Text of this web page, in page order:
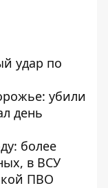
удар по
убили
день
более
в ВСУ
ПВО